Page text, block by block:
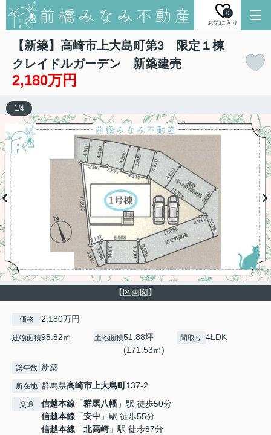
お気に入り
0
【新築】高崎市上大島町第3 限定１棟
クレイドルガーデン 新築建売
2,180万円
【区画図】
1/4
価格 2,180万円
建物面積98.82㎡ 土地面積51.88坪
(171.53㎡)
間取り 4LDK
築年数 新築
所在地 群馬県高崎市上大島町137-2
交通 信越本線 「群馬八幡 」駅 徒歩50分
信越本線 「安中 」駅 徒歩55分
信越本線 「北高崎 」駅 徒歩87分